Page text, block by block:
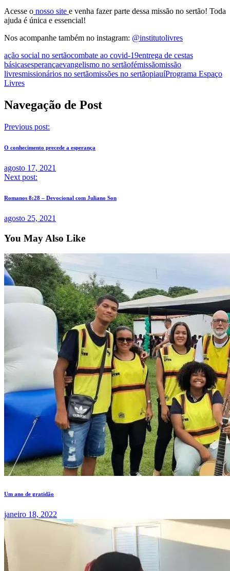
Acesse o nosso site e venha fazer parte dessa missão no sertão! Toda
ajuda é única e essencial!
Nos acompanhe também no instagram: @institutolivres
ação social no sertãocombate ao covid-19entrega de cestas
básicasesperançaevangelismo no sertãofémissãomissão
livresmissionários no sertãomissões no sertãopiauíPrograma Espaço
Livres
Navegação de Post
Previous post:
O conhecimento precede a esperança
agosto 17, 2021
Next post:
Romanos 8:28 – Devocional com Juliano Son
agosto 25, 2021
You May Also Like
Um ano de gratidão
janeiro 18, 2022